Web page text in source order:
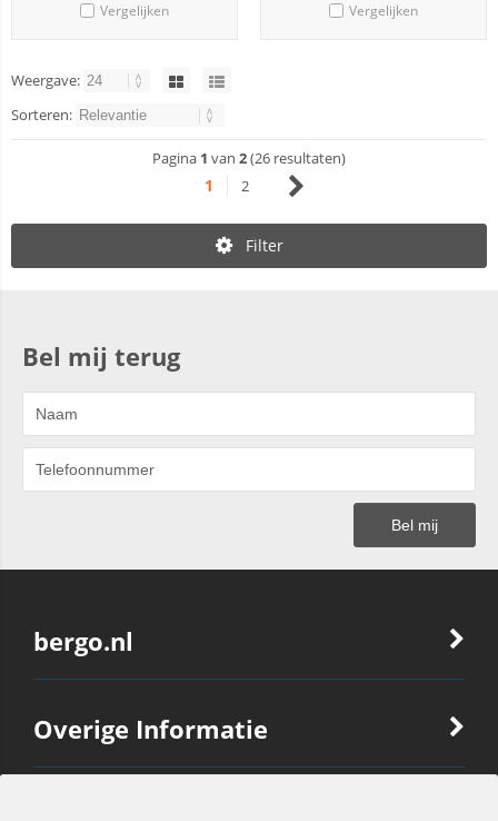
Vergelijken Vergelijken
Weergave:
Sorteren:
Pagina 1 van 2(26 resultaten)
1 2
Filter
Bel mij terug
bergo.nl
Overige Informatie